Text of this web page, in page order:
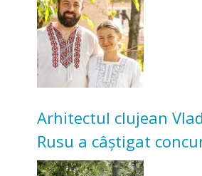
bunicilor
Arhitectul clujean
Rusu a câștigat
transformarea Grădinii